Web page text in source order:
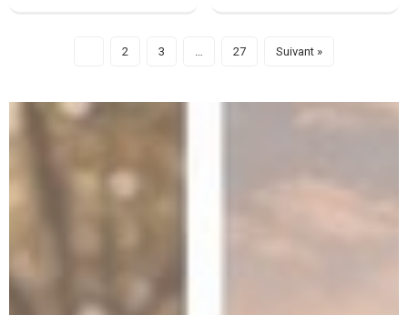
2 3 27 Suivant »